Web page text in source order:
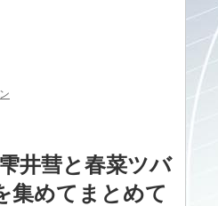
井彗と春菜ツバ
集めてまとめて